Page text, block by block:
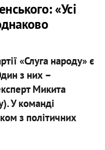
«Усі
«Слуга народу» є
з них –
Микита
У команді
з політичних